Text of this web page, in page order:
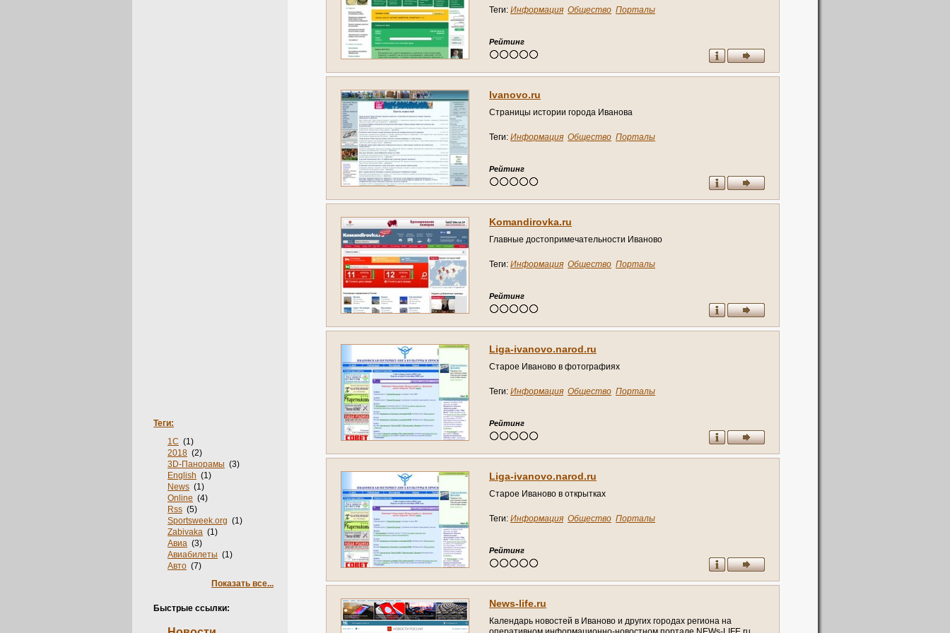
Теги:
1С (1)
2018 (2)
3D-Панорамы (3)
English (1)
News (1)
Online (4)
Rss (5)
Sportsweek.org (1)
Zabivaka (1)
Авиа (3)
Авиабилеты (1)
Авто (7)
Автосервис(3)
Аксессуары(3)
Показать все...
Быстрые ссылки:
Теги: Информация Общество Порталы
Рейтинг
Ivanovo.ru
Страницы истории города Иванова
Теги: Информация Общество Порталы
Рейтинг
Komandirovka.ru
Главные достопримечательности Иваново
Теги: Информация Общество Порталы
Рейтинг
Liga-ivanovo.narod.ru
Старое Иваново в фотографиях
Теги: Информация Общество Порталы
Рейтинг
Liga-ivanovo.narod.ru
Старое Иваново в открытках
Теги: Информация Общество Порталы
Рейтинг
News-life.ru
Календарь новостей в Иваново и других городах региона на